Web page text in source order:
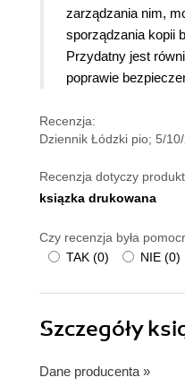
zarządzania nim,
sporządzania kopii
Przydatny jest
poprawie
Recenzja:
Dziennik Łódzki pio; 5/
Recenzja dotyczy
ksiązka drukowana
Czy recenzja była
TAK (0) NIE (0)
Szczegóły
Dane producenta »